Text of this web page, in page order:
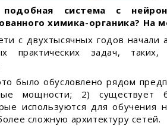
система с
химика-органика? На
с двухтысячных годов начали
практических задач,
было обусловлено рядом
мощности; 2) существует
используются для обучения
сложную архитектуру сетей.